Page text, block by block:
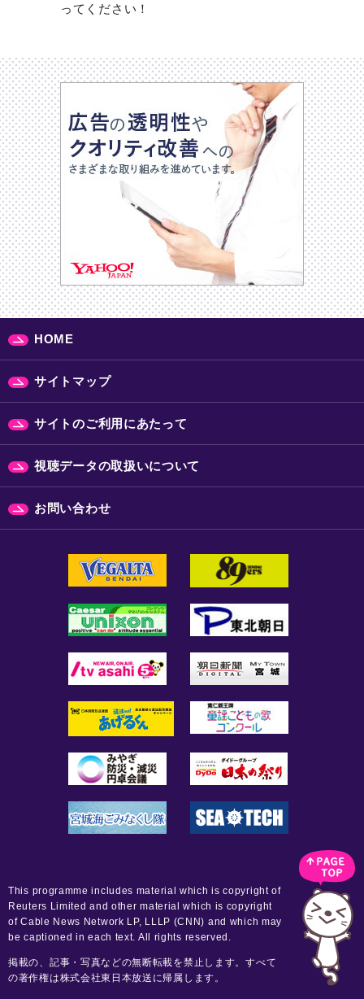
ってください！
HOME
サイトマップ
サイトのご利用にあたって
視聴データの取扱いについて
お問い合わせ
This programme includes material which is copyright of
Reuters Limited and other material which is copyright
of Cable News Network LP, LLLP (CNN) and which may
be captioned in each text. All rights reserved.
掲載の、記事・写真などの無断転載を禁止します。すべて
の著作権は株式会社東日本放送に帰属します。